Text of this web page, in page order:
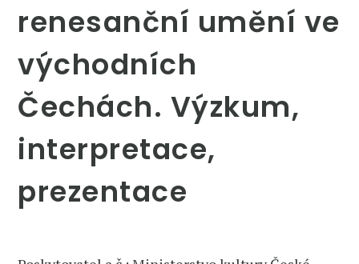
renesanční umění ve
východních
Čechách. Výzkum,
interpretace,
prezentace